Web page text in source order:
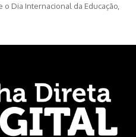
Dia Internacional da Educação,